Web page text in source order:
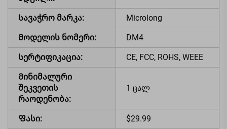
Სავაჭრო მარკა: Microlong
Მოდელის ნომერი: DM4
Სერტიფიკაცია: CE, FCC, ROHS, WEEE
Მინიმალური
შეკვეთის
რაოდენობა:
1 ცალ
Ფასი: $29.99